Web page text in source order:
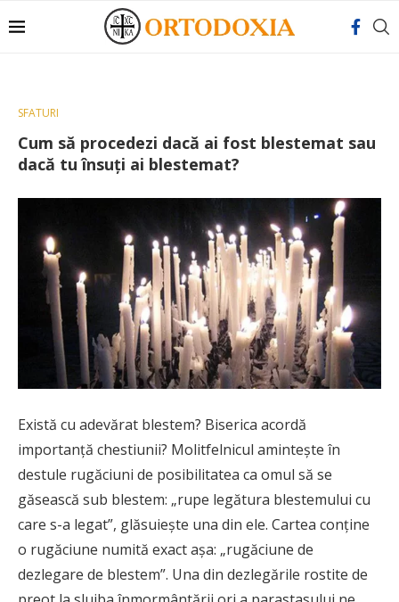
SFATURI
Cum să procedezi dacă ai fost blestemat sau
dacă tu însuţi ai blestemat?
Există cu adevărat blestem? Biserica acordă
importanță chestiunii? Molitfelnicul amintește în
destule rugăciuni de posibilitatea ca omul să se
găsească sub blestem: „rupe legătura blestemului cu
care s-a legat”, glăsuiește una din ele. Cartea conține
o rugăciune numită exact aşa: „rugăciune de
dezlegare de blestem”. Una din dezlegările rostite de